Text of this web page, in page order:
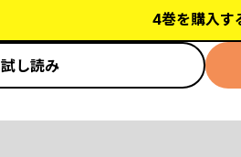
4巻を購入す
試し読み